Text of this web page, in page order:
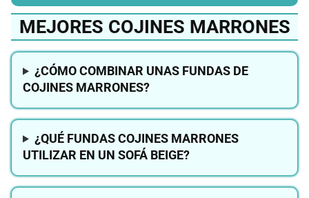
MEJORES COJINES MARRONES
¿CÓMO COMBINAR UNAS FUNDAS DE
COJINES MARRONES?
¿QUÉ FUNDAS COJINES MARRONES
UTILIZAR EN UN SOFÁ BEIGE?